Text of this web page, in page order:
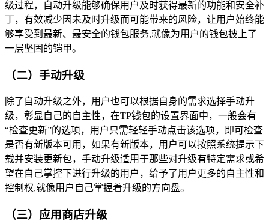
级过程，自动升级能够确保用户及时获得最新的功能和安全补
丁，有效减少因未及时升级而可能带来的风险，让用户始终能
够享受到最新、最安全的钱包服务,就像为用户的钱包披上了
一层坚固的铠甲。
（二）手动升级
除了自动升级之外，用户也可以根据自身的需求选择手动升
级，彰显自己的自主性，在TP钱包的设置界面中，一般会有
“检查更新”的选项，用户只需轻轻手动点击该选项，即可检查
是否有新版本可用，如果有新版本，用户可以按照系统提示下
载并安装更新包，手动升级适用于那些对升级有特定需求或希
望在自己掌控下进行升级的用户，给予了用户更多的自主性和
控制权,就像用户自己掌握着升级的方向盘。
（三）应用商店升级